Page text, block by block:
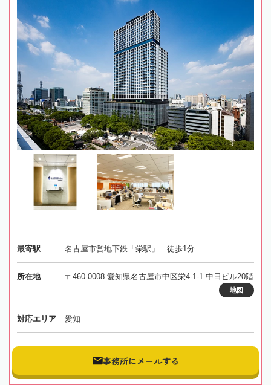
最寄駅 名古屋市営地下鉄「栄駅」 徒歩1分
所在地 〒460-0008 愛知県名古屋市中区栄4-1-1 中日ビル20階
地図
対応エリア 愛知
事務所にメールする